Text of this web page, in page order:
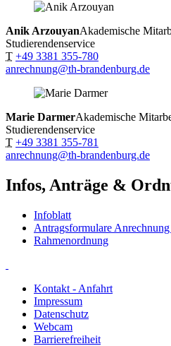
Anik ArzouyanAkademische
Studierendenservice
T +49 3381 355-780
anrechnung@th-brandenburg.de
Marie DarmerAkademische
Studierendenservice
T +49 3381 355-781
anrechnung@th-brandenburg.de
Infos, Anträge &
Infoblatt
Antragsformulare
Rahmenordnung
Kontakt - Anfahrt
Impressum
Datenschutz
Webcam
Barrierefreiheit